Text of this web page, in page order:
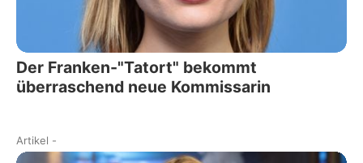
Der Franken-"Tatort" bekommt
überraschend neue Kommissarin
Artikel -